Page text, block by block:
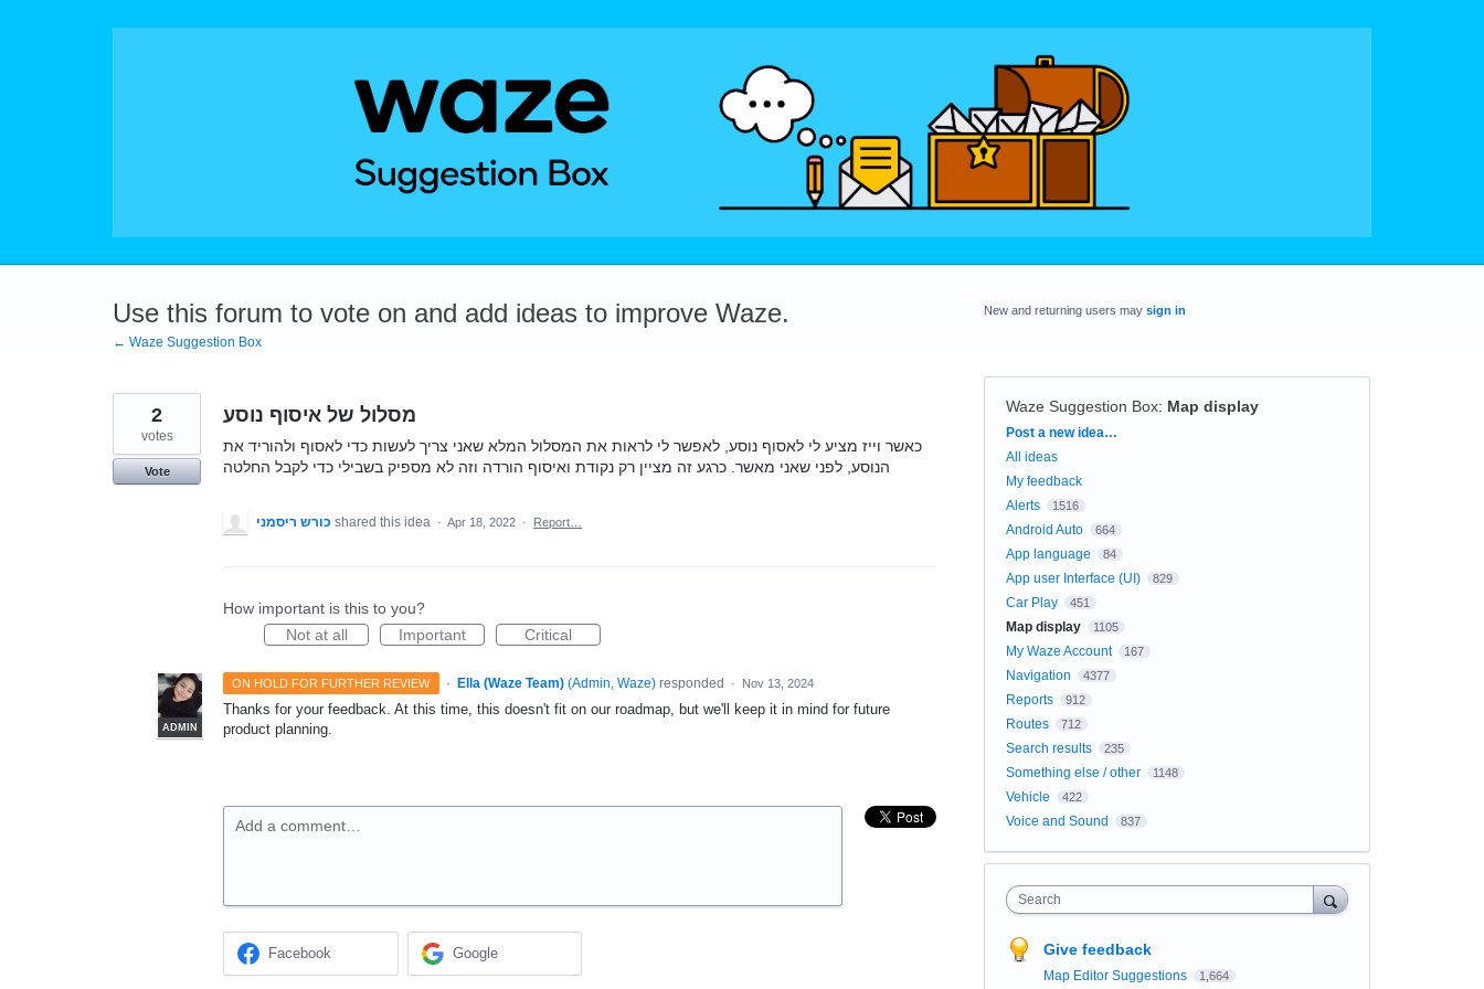
Use this forum to vote on and add ideas to improve Waze.
← Waze Suggestion Box
מסלול של איסוף נוסע
כאשר וייז מציע לי לאסוף נוסע, לאפשר לי לראות את המסלול המלא שאני צריך לעשות כדי לאסוף ולהוריד את
הנוסע, לפני שאני מאשר. כרגע זה מציין רק נקודת ואיסוף הורדה וזה לא מספיק בשבילי כדי לקבל החלטה
2
votes
Vote
כורש ריסמני shared this idea · Apr 18, 2022 · Report…
How important is this to you?
Not at all
Important Critical
ON HOLD FOR FURTHER REVIEW ·
ADMIN
Ella (Waze Team) (Admin, Waze)responded · Nov 13, 2024
Thanks for your feedback. At this time, this doesn't fit on our roadmap, but we'll keep it in mind for future
product planning.
Add a comment…
Facebook Google
New and returning users may sign in
Waze Suggestion Box: Map display
Categories
Post a new idea…
All ideas
My feedback
Alerts
1516
Android Auto 664
App language 84
App user Interface (UI) 829
Car Play 451
Map display 1105
My Waze Account 167
Navigation 4377
Reports 912
Routes 712
Search results 235
Something else / other 1148
Vehicle 422
Voice and Sound 837
Search
Give feedback
Map Editor Suggestions 1,664